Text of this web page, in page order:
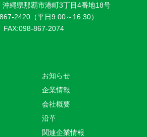
縄県那覇市港町3丁目4番地18号
2420（平日9:00～16:30）
FAX:098-867-2074
お知らせ
企業情報
会社概要
沿革
関連企業情報